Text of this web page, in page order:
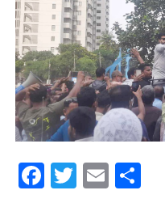
Facebook
Twitter Email